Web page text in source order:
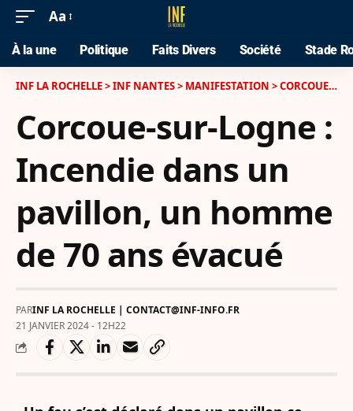
Aa
À la une Politique Faits Divers Société Stade
INF LA ROCHELLE>INF NANTES> MANIFESTATION >CORCOUE-SUR-LOGNE : INCENDIE DANS UN PAVILLON, UN HOMME DE 70 ANS ÉVACUÉ
Corcoue-sur-Logne :
Incendie dans un
pavillon, un homme
de 70 ans évacué
PARINF LA ROCHELLE | CONTACT@INF-INFO.FR
21 JANVIER 2024 - 12H22